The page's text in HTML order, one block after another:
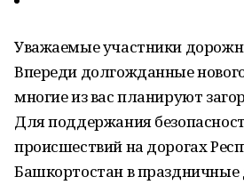
Уважаемые участники
Впереди долгожданные
многие из вас планируют
Для поддержания
происшествий на дорогах
Башкортостан в праздничные